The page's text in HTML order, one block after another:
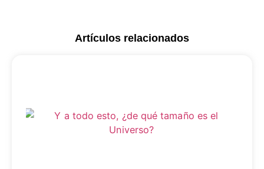
Artículos relacionados